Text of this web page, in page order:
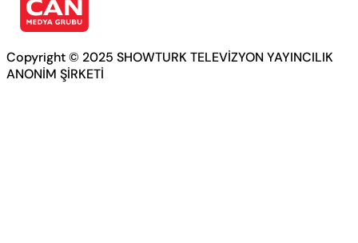
Copyright © 2025 SHOWTURK TELEVİZYON YAYINCILIK
ANONİM ŞİRKETİ